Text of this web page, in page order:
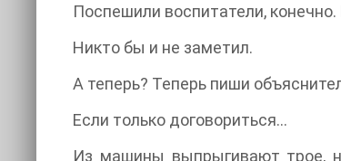
Поспешили воспитатели,
Никто бы и не заметил.
А теперь? Теперь пиши
Если только договориться…
Из машины выпрыгивают трое,